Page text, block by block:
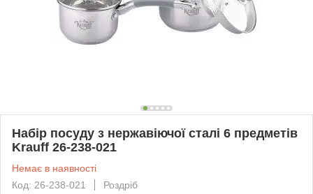
Набір посуду з нержавіючої сталі 6 предметів
Krauff 26-238-021
Немає в наявності
Код: 26-238-021
Роздріб